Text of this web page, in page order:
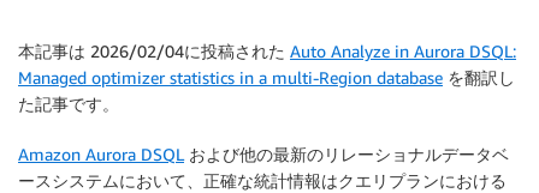
本記事は 2026/02/04に投稿された Auto Analyze in Aurora DSQL:
Managed optimizer statistics in a multi-Region database を翻訳し
た記事です。
Amazon Aurora DSQL および他の最新のリレーショナルデータベ
ースシステムにおいて、正確な統計情報はクエリプランにおける